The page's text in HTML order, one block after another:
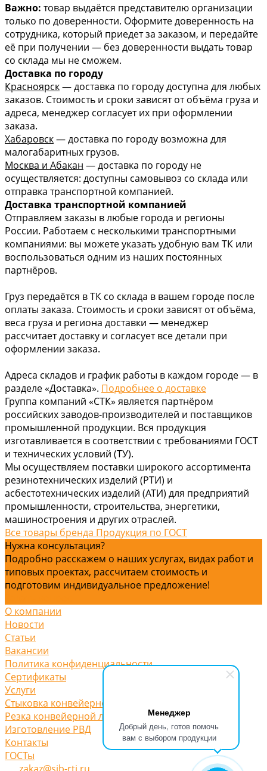
Менеджер
Добрый день, готов помочь
вам с выбором продукции
Важно: товар выдаётся представителю организации
только по доверенности. Оформите доверенность на
сотрудника, который приедет за заказом, и передайте
её при получении — без доверенности выдать товар
со склада мы не сможем.
Доставка по городу
Красноярск— доставка по городу доступна для любых
заказов. Стоимость и сроки зависят от объёма груза и
адреса, менеджер согласует их при оформлении
заказа.
Хабаровск— доставка по городу возможна для
малогабаритных грузов.
Москва и Абакан — доставка по городу не
осуществляется: доступны самовывоз со склада или
отправка транспортной компанией.
Доставка транспортной компанией
Отправляем заказы в любые города и регионы
России. Работаем с несколькими транспортными
компаниями: вы можете указать удобную вам ТК или
воспользоваться одним из наших постоянных
партнёров.
Груз передаётся в ТК со склада в вашем городе после
оплаты заказа. Стоимость и сроки зависят от объёма,
веса груза и региона доставки — менеджер
рассчитает доставку и согласует все детали при
оформлении заказа.
Адреса складов и график работы в каждом городе — в
разделе «Доставка». Подробнее о доставке
Группа компаний «СТК» является партнёром
российских заводов-производителей и поставщиков
промышленной продукции. Вся продукция
изготавливается в соответствии с требованиями ГОСТ
и технических условий (ТУ).
Мы осуществляем поставки широкого ассортимента
резинотехнических изделий (РТИ) и
асбестотехнических изделий (АТИ) для предприятий
промышленности, строительства, энергетики,
машиностроения и других отраслей.
Все товары бренда Продукция по ГОСТ
Нужна консультация?
Подробно расскажем о наших услугах, видах работ и
типовых проектах, рассчитаем стоимость и
подготовим индивидуальное предложение!
О компании
Новости
Статьи
Вакансии
Политика конфиденциальности
Сертификаты
Услуги
Стыковка конвейерной ленты
Резка конвейерной ленты
Изготовление РВД
Контакты
ГОСТы